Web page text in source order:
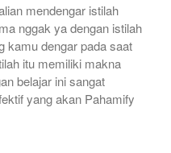
mendengar istilah
nggak ya dengan istilah
kamu dengar pada saat
itu memiliki makna
belajar ini sangat
yang akan Pahamify